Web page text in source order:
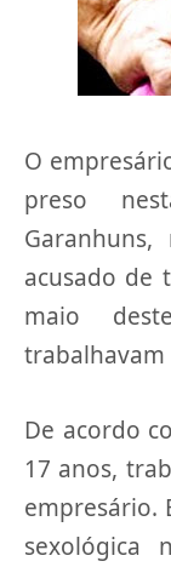
O
preso
acusado de
maio
trabalhavam
De acordo
17 anos,
empresário.
sexológica